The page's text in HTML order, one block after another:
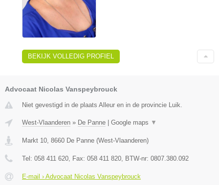
BEKIJK VOLLEDIG PROFIEL
Advocaat Nicolas Vanspeybrouck
Niet gevestigd in de plaats Alleur en in de provincie Luik.
West-Vlaanderen » De Panne Google maps ▼
Markt 10 8660 De Panne (West-Vlaanderen)
Tel: 058 411 620 , Fax: 058 411 820 , BTW-nr: 0807.380.092
E-mail › Advocaat Nicolas Vanspeybrouck